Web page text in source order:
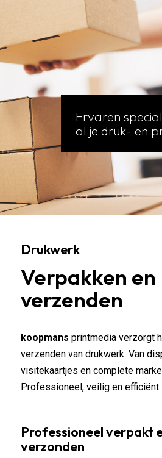
Ervaren
al je druk- en
Drukwerk
Verpakken en
verzenden
koopmans printmedia verzorgt
verzenden van drukwerk. Van
visitekaartjes en complete
Professioneel, veilig en efficiënt.
Professioneel verpakt
verzonden